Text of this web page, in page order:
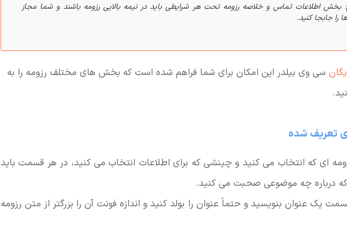
بخش اطلاعات تماس و خلاصه رزومه تحت هر شرایطی باید در نیمه بالایی رزومه باشند و شما مجاز
را جابجا کنید.
سی وی بیلدر این امکان برای شما فراهم شده است که بخش های مختلف رزومه را به
ای که انتخاب می کنید و چینشی که برای اطلاعات انتخاب می کنید، در هر قسمت باید
درباره چه موضوعی صحبت می کنید.
یک عنوان بنویسید و حتماً عنوان را بولد کنید و اندازه فونت آن را بزرگتر از متن رزومه